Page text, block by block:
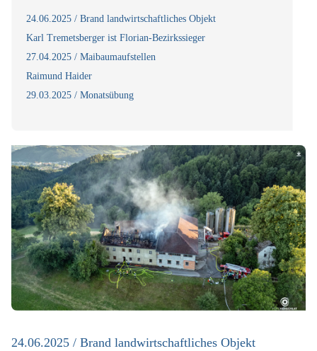
24.06.2025 / Brand landwirtschaftliches Objekt
Karl Tremetsberger ist Florian-Bezirkssieger
27.04.2025 / Maibaumaufstellen
Raimund Haider
29.03.2025 / Monatsübung
24.06.2025 / Brand landwirtschaftliches Objekt